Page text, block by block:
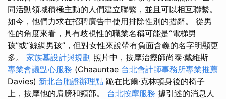
同活動領域積極主動的人們建立聯繫，並且可以相互聯繫。
如今，他們力求在招聘廣告中使用排除性別的措辭。 從男
性的角度來看，具有歧視性的職業名稱可能是“電梯男
孩”或“絲綢男孩”，但對女性來說帶有負面含義的名字明顯更
多。 家族墓設計與規劃 照片中，按摩治療師尚泰·戴維斯
專業會議點心服務 (Chaauntae 台北會計師事務所專業推薦
Davies) 新北台胞證辦理點 跪在比爾·克林頓身後的椅子
上，按摩他的肩膀和頸部。 台北按摩服務 據引述的消息人